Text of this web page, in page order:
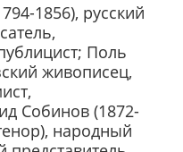
1856), русский
Поль
живописец,
Собинов (1872-
народный